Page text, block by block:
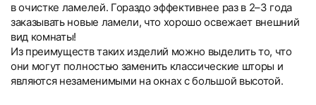
в очистке ламелей. Гораздо эффективнее раз в 2–3 года
заказывать новые ламели, что хорошо освежает внешний
вид комнаты!
Из преимуществ таких изделий можно выделить то, что
они могут полностью заменить классические шторы и
являются незаменимыми на окнах с большой высотой.